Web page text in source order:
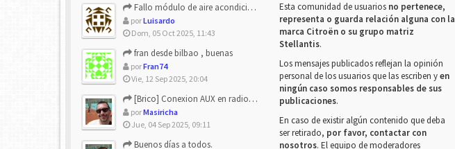
Fallo módulo de aire acondicionado
porLuisardo
Dom, 05 Oct 2025, 11:43
fran desde bilbao , buenas
porFran74
Vie, 12 Sep 2025, 20:04
[Brico] Conexion AUX en radio de origen
porMasiricha
Jue, 04 Sep 2025, 09:11
Buenos días a todos.
Esta comunidad de usuarios no pertenece,
representa o guarda relación alguna con la
marca Citroën o su grupo matriz
Stellantis.
Los mensajes publicados reflejan la opinión
personal de los usuarios que las escriben yen
ningún caso somos responsables de sus
publicaciones.
En caso de existir algún contenido que deba
ser retirado, por favor, contactar con
nosotros. El equipo de moderadores